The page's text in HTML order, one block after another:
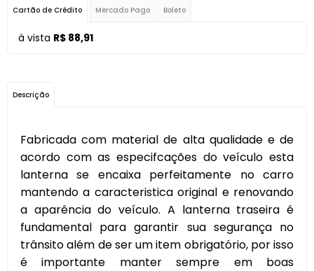
Cartão de Crédito Mercado Pago Boleto
à vista R$ 88,91
Descrição
Fabricada com material de alta qualidade e de
acordo com as especifcações do veículo esta
lanterna se encaixa perfeitamente no carro
mantendo a caracteristica original e renovando
a aparência do veículo. A lanterna traseira é
fundamental para garantir sua segurança no
trânsito além de ser um item obrigatório, por isso
é importante manter sempre em boas